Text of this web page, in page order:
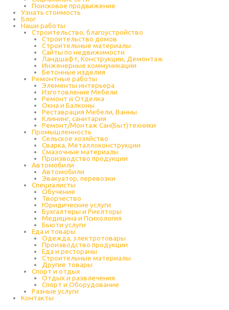
Поисковое продвижение
Узнать стоимость
Блог
Наши работы
Строительство, благоустройство
Строительство домов
Строительные материалы
Сайты по недвижимости
Ландшафт, Конструкции, Демонтаж
Инженерные коммуникации
Бетонные изделия
Ремонтные работы
Элементы интерьера
Изготовление Мебели
Ремонт и Отделка
Окна и Балконы
Реставрация Мебели, Ванны
Клининг, санитария
Ремонт/Монтаж Сан(Быт)техники
Промышленность
Cельское хозяйство
Сварка, Металлоконструкции
Cмазочные материалы
Производство продукции
Автомобили
Автомобили
Эвакуатор, перевозки
Специалисты
Обучение
Творчество
Юридические услуги
Бухгалтеры и Риелторы
Медицина и Психология
Бьюти услуги
Еда и товары
Одежда, электротовары
Производство продукции
Еда и рестораны
Строительные материалы
Другие товары
Спорт и отдых
Отдых и развлечения
Спорт и Оборудование
Разные услуги
Контакты